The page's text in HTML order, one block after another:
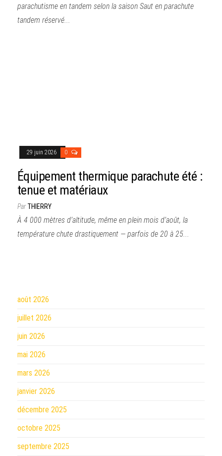
parachutisme en tandem selon la saison Saut en parachute
tandem réservé...
29 juin 2026 0
Équipement thermique parachute été :
tenue et matériaux
ParTHIERRY
À 4 000 mètres d’altitude, même en plein mois d’août, la
température chute drastiquement — parfois de 20 à 25...
août 2026
juillet 2026
juin 2026
mai 2026
mars 2026
janvier 2026
décembre 2025
octobre 2025
septembre 2025